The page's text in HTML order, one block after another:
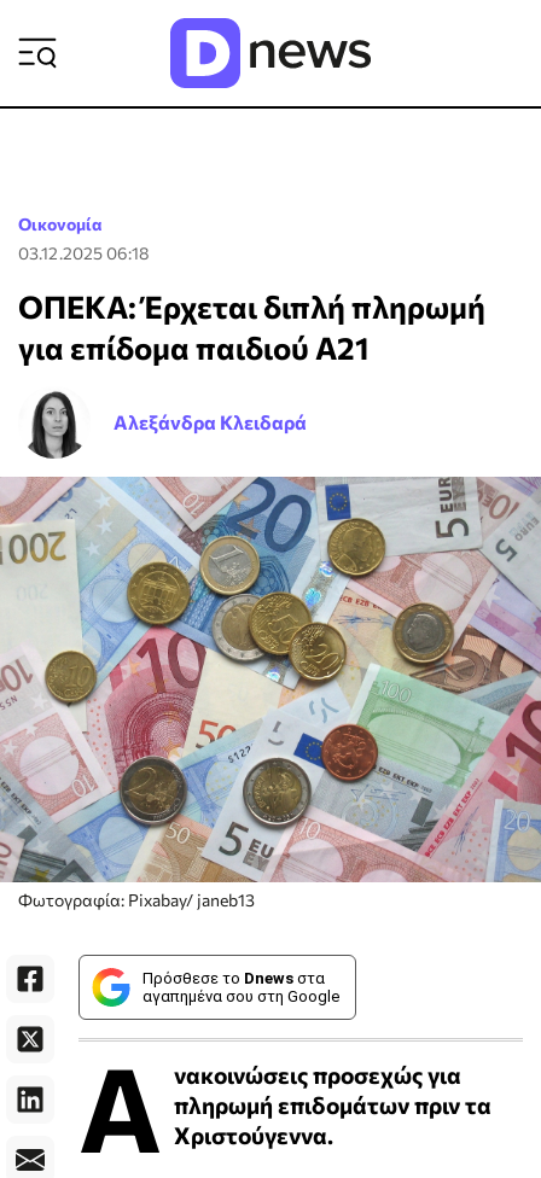
Οικονομία
03.12.2025 06:18
ΟΠΕΚΑ: Έρχεται διπλή πληρωμή
για επίδομα παιδιού Α21
Αλεξάνδρα Κλειδαρά
Φωτογραφία: Pixabay/ janeb13
Πρόσθεσε το Dnews στα
αγαπημένα σου στη Google
Α νακοινώσεις προσεχώς για
πληρωμή επιδομάτων πριν τα
Χριστούγεννα.